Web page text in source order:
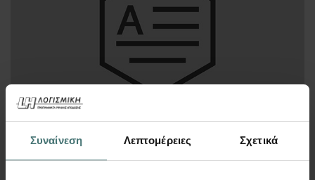
Συναίνεση Λεπτομέρειες Σχετικά